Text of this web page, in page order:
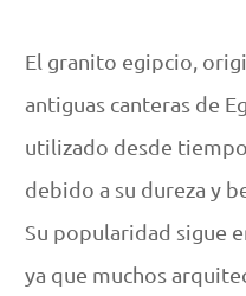
El granito egipcio,
antiguas canteras de
utilizado desde
debido a su dureza y
Su popularidad sigue
ya que muchos